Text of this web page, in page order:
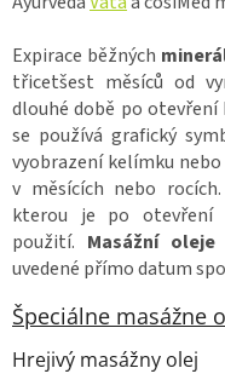
Expirace běžných
třicetšest měsíců od
dlouhé době po
se používá grafický
vyobrazení kelímku
v měsících nebo
kterou je po otevření
použití. Masážní oleje
uvedené přímo datum
Špeciálne masážne
Hrejivý masážny olej